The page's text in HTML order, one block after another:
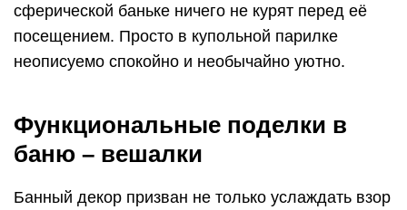
сферической баньке ничего не курят перед её
посещением. Просто в купольной парилке
неописуемо спокойно и необычайно уютно.
Функциональные поделки в
баню – вешалки
Банный декор призван не только услаждать взор